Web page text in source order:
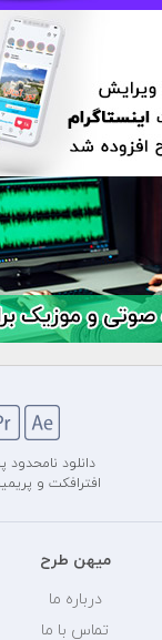
دانلود نامحدود
افترافکت و
میهن طرح
درباره ما
تماس با ما